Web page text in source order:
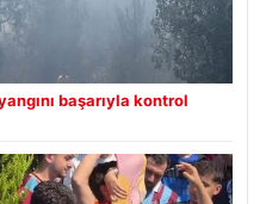
başarıyla kontrol